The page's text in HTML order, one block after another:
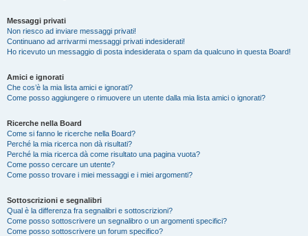
Messaggi privati
Non riesco ad inviare messaggi privati!
Continuano ad arrivarmi messaggi privati indesiderati!
Ho ricevuto un messaggio di posta indesiderata o spam da qualcuno in questa Board!
Amici e ignorati
Che cos’è la mia lista amici e ignorati?
Come posso aggiungere o rimuovere un utente dalla mia lista amici o ignorati?
Ricerche nella Board
Come si fanno le ricerche nella Board?
Perché la mia ricerca non dà risultati?
Perché la mia ricerca dà come risultato una pagina vuota?
Come posso cercare un utente?
Come posso trovare i miei messaggi e i miei argomenti?
Sottoscrizioni e segnalibri
Qual è la differenza fra segnalibri e sottoscrizioni?
Come posso sottoscrivere un segnalibro o un argomenti specifici?
Come posso sottoscrivere un forum specifico?